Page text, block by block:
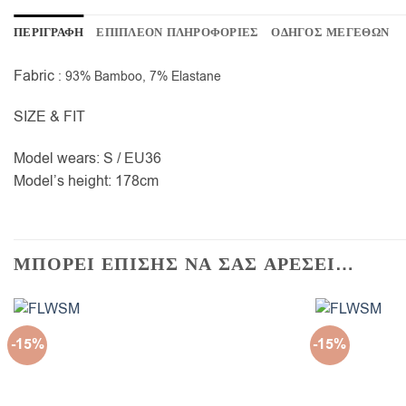
ΠΕΡΙΓΡΑΦΗ ΕΠΙΠΛΕΟΝ ΠΛΗΡΟΦΟΡΙΕΣ ΟΔΗΓΟΣ ΜΕΓΕΘΩΝ
Fabric : 93% Bamboo, 7% Elastane
SIZE & FIT
Model wears: S / EU36
Model’s height: 178cm
ΜΠΟΡΕΙ ΕΠΙΣΗΣ ΝΑ ΣΑΣ ΑΡΕΣΕΙ…
-15% -15%